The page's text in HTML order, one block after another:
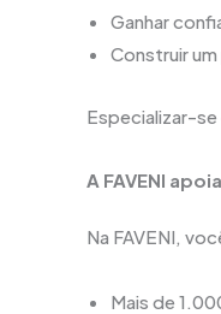
Ganhar
Construir
Especializar-
A FAVENI
Na FAVENI,
Mais de